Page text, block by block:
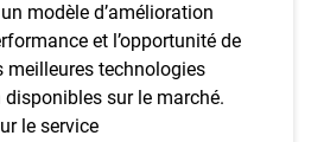
modèle d’amélioration
et l’opportunité de
meilleures technologies
sur le marché.
le service